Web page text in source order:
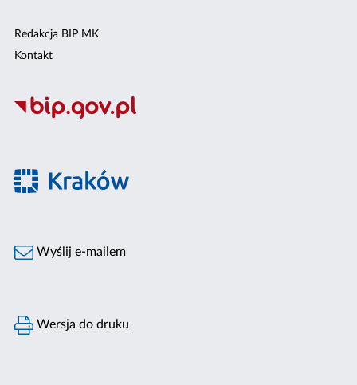
Redakcja BIP MK
Kontakt
Wyślij e-mailem
Wersja do druku